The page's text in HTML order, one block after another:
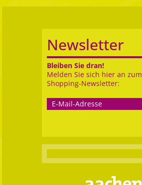
Newsletter
Bleiben Sie dran!
Melden Sie sich hier an zum
Shopping-Newsletter: